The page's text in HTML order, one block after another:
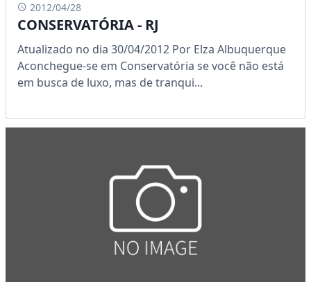
2012/04/28
CONSERVATÓRIA - RJ
Atualizado no dia 30/04/2012 Por Elza Albuquerque
Aconchegue-se em Conservatória se você não está
em busca de luxo, mas de tranqui...